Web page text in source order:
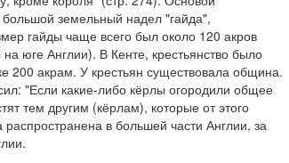
большой земельный надел "гайда",
гайды чаще всего был около 120 акров
юге Англии). В Кенте, крестьянство было
200 акрам. У крестьян существовала община.
"Если какие-либо кёрлы огородили общее
тем другим (кёрлам), которые от этого
в большей части Англии, за